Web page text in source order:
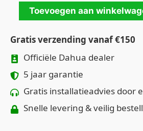
Toevoegen aan
Gratis verzending vanaf €150
Officiële Dahua dealer
5 jaar garantie
Gratis installatieadvies door
Snelle levering & veilig